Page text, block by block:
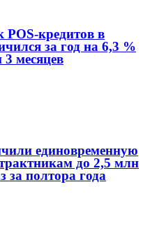
POS-кредитов в
за год на 6,3 %
месяцев
единовременную
до 2,5 млн
за полтора года